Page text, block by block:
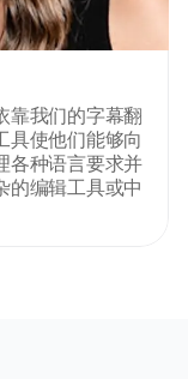
靠我们的字幕翻
具使他们能够向
各种语言要求并
的编辑工具或中